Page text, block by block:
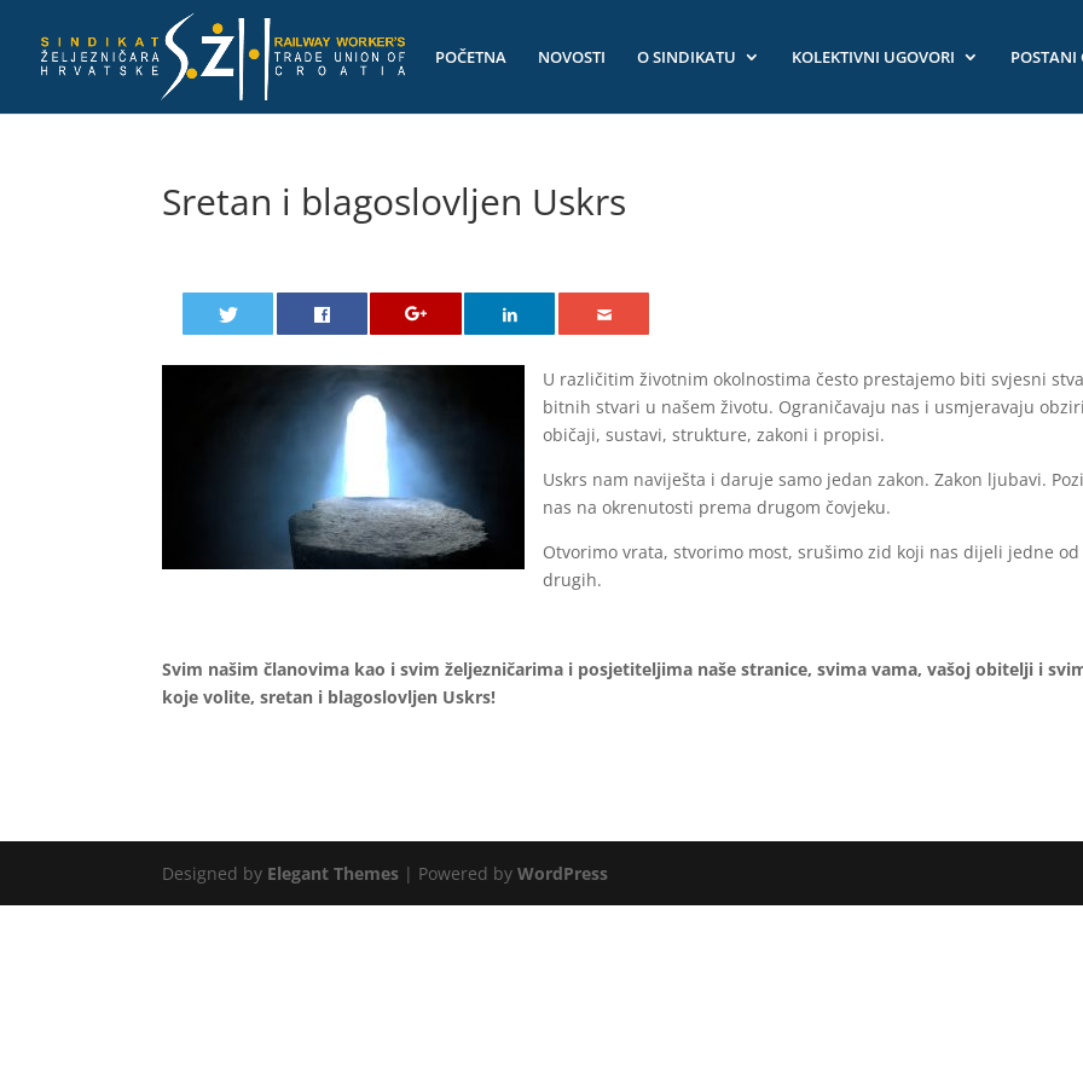
POČETNA NOVOSTI O SINDIKATU KOLEKTIVNI UGOVORI POSTANI
Sretan i blagoslovljen Uskrs
U različitim životnim okolnostima često prestajemo biti svjesni
bitnih stvari u našem životu. Ograničavaju nas i usmjeravaju
običaji, sustavi, strukture, zakoni i propisi.
Uskrs nam naviješta i daruje samo jedan zakon. Zakon ljubavi.
nas na okrenutosti prema drugom čovjeku.
Otvorimo vrata, stvorimo most, srušimo zid koji nas dijeli jedne od
drugih.
Svim našim članovima kao i svim željezničarima i posjetiteljima naše stranice, svima vama, vašoj obitelji i
koje volite, sretan i blagoslovljen Uskrs!
Designed by Elegant Themes | Powered byWordPress